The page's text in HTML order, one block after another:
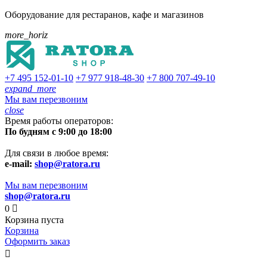
Оборудование для рестаранов, кафе и магазинов
more_horiz
+7 495 152-01-10 +7 977 918-48-30 +7 800 707-49-10
expand_more
Мы вам перезвоним
close
Время работы операторов:
По будням с 9:00 до 18:00
Для связи в любое время:
e-mail: shop@ratora.ru
Мы вам перезвоним
shop@ratora.ru
0 
Корзина пуста
Корзина
Оформить заказ
